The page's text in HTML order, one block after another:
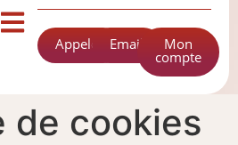
Appeler Email Mon
compte
de cookies